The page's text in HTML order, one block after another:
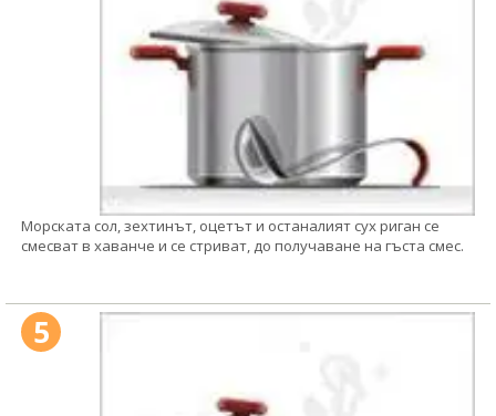
Морската сол, зехтинът, оцетът и останалият сух риган се
смесват в хаванче и се стриват, до получаване на гъста смес.
5